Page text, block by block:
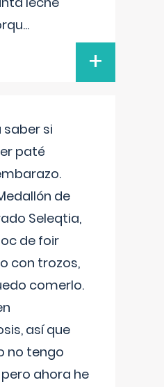
...
+
saber si
paté
de
Seleqtia,
de foir
con trozos,
comerlo.
así que
no tengo
ahora he